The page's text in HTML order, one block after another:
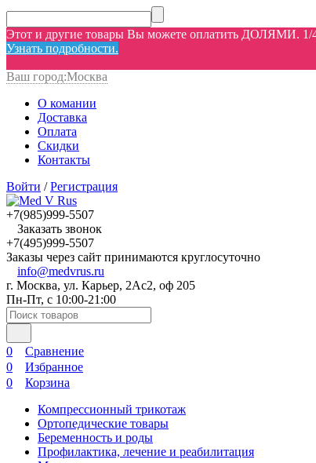
Этот и другие товары Вы можете оплатить ДОЛЯМИ. 1/4
Узнать подробности.
Ваш город:Москва
О комании
Доставка
Оплата
Скидки
Контакты
Войти /Регистрация
+7(985)999-5507
Заказать звонок
+7(495)999-5507
Заказы через сайт принимаются круглосуточно
info@medvrus.ru
г. Москва, ул. Карьер, 2Ас2, оф 205
Пн-Пт, с 10:00-21:00
0
Сравнение
0
Избранное
0
Корзина
Компрессионный трикотаж
Ортопедические товары
Беременность и роды
Профилактика, лечение и реабилитация